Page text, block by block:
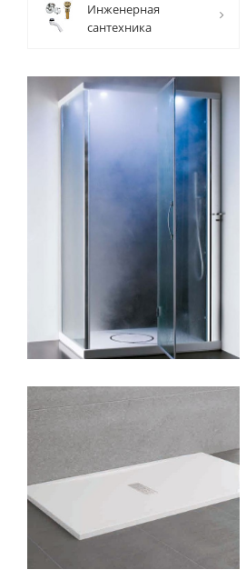
Инженерная
сантехника